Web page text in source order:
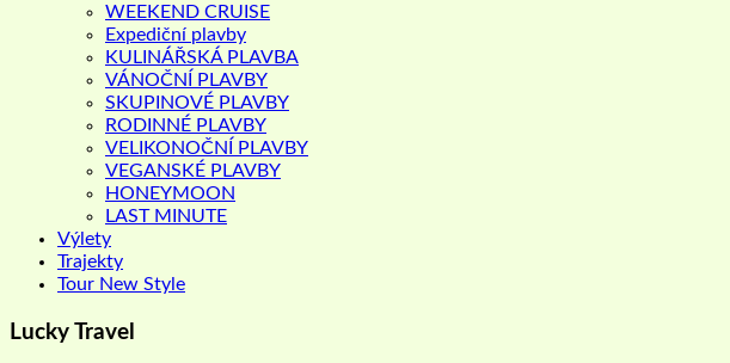
WEEKEND CRUISE
Expediční plavby
KULINÁŘSKÁ PLAVBA
VÁNOČNÍ PLAVBY
SKUPINOVÉ PLAVBY
RODINNÉ PLAVBY
VELIKONOČNÍ PLAVBY
VEGANSKÉ PLAVBY
HONEYMOON
LAST MINUTE
Výlety
Trajekty
Tour New Style
Lucky Travel